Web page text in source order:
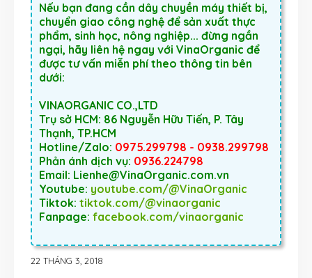
Nếu bạn đang cần dây chuyền máy thiết bị,
chuyển giao công nghệ để sản xuất thực
phẩm, sinh học, nông nghiệp... đừng ngần
ngại, hãy liên hệ ngay với VinaOrganic để
được tư vấn miễn phí theo thông tin bên
dưới:
VINAORGANIC CO.,LTD
Trụ sở HCM: 86 Nguyễn Hữu Tiến, P. Tây
Thạnh, TP.HCM
Hotline/Zalo: 0975.299798 - 0938.299798
Phản ánh dịch vụ: 0936.224798
Email: Lienhe@VinaOrganic.com.vn
Youtube: youtube.com/@VinaOrganic
Tiktok: tiktok.com/@vinaorganic
Fanpage: facebook.com/vinaorganic
22 THÁNG 3, 2018